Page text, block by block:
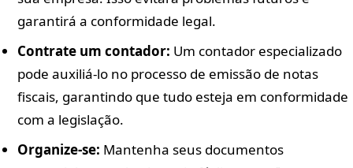
garantirá a conformidade legal.
Contrate um contador: Um contador especializado
pode auxiliá-lo no processo de emissão de notas
fiscais, garantindo que tudo esteja em conformidade
com a legislação.
Organize-se: Mantenha seus documentos